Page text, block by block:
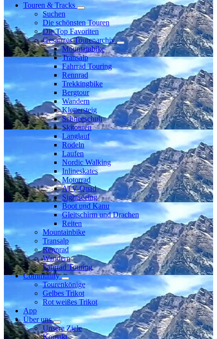
Touren & Tracks
Suchen
Die schönsten Touren
Die Top Favoriten
Gesamtes Tourenarchiv
Mountainbike
Transalp
Fahrrad Touring
Rennrad
Trekkingbike
Bergtour
Wandern
Klettersteig
Schneeschuh
Skitouren
Langlauf
Rodeln
Laufen
Nordic Walking
Inlineskates
Motorrad
ATV-Quad
Sightseeing
Boot und Kanu
Gleitschirm und Drachen
Reiten
Mountainbike
Transalp
Rennrad
Wandern
Fahrrad Touring
Community
Tourenkönige
Gelbes Trikot
Rot weißes Trikot
App
Über uns
Unsere Ziele
Kontakt